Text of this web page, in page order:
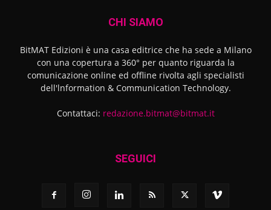
CHI SIAMO
BitMAT Edizioni è una casa editrice che ha sede a Milano
con una copertura a 360° per quanto riguarda la
comunicazione online ed offline rivolta agli specialisti
dell'lnformation & Communication Technology.
Contattaci: redazione.bitmat@bitmat.it
SEGUICI